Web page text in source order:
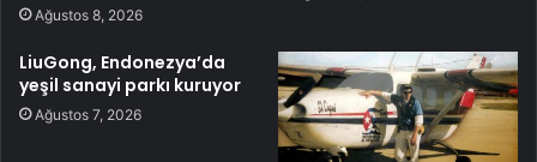
Ağustos 8, 2026
LiuGong, Endonezya’da
yeşil sanayi parkı kuruyor
Ağustos 7, 2026